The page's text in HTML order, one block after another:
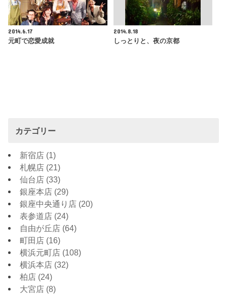
2014.6.17
元町で恋愛成就
2014.8.18
しっとりと、夜の京都
カテゴリー
新宿店 (1)
札幌店 (21)
仙台店 (33)
銀座本店 (29)
銀座中央通り店 (20)
表参道店 (24)
自由が丘店 (64)
町田店 (16)
横浜元町店 (108)
横浜本店 (32)
柏店 (24)
大宮店 (8)